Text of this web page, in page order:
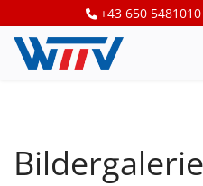
+43 650 5481010
Bildergalerie